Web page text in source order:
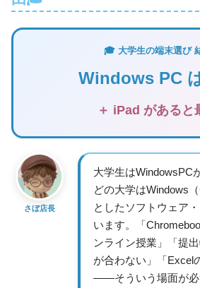
🎓 大学生の端末選び
Windows PC
＋ iPad があると
さぼ店長
大学生はWindowsPC
どの大学はWindows
としたソフトウェア
います。「
ンライン授業」「提
が合わない」「Excel
——そういう場面が必